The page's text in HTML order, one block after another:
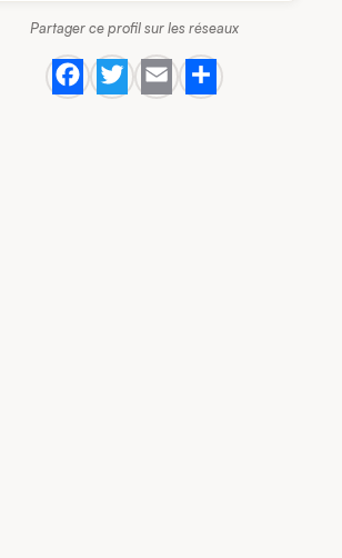
Partager ce profil sur les réseaux
Facebook
Twitter
EmailShare